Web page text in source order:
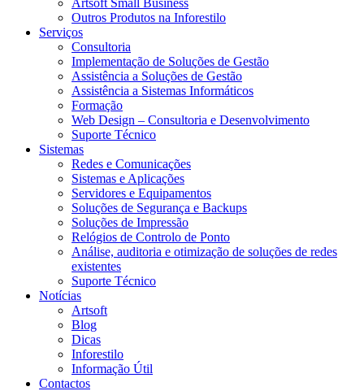
Outros Produtos na Inforestilo
Serviços
Consultoria
Implementação de Soluções de Gestão
Assistência a Soluções de Gestão
Assistência a Sistemas Informáticos
Formação
Web Design – Consultoria e Desenvolvimento
Suporte Técnico
Sistemas
Redes e Comunicações
Sistemas e Aplicações
Servidores e Equipamentos
Soluções de Segurança e Backups
Soluções de Impressão
Relógios de Controlo de Ponto
Análise, auditoria e otimização de soluções de redes
existentes
Suporte Técnico
Notícias
Artsoft
Blog
Dicas
Inforestilo
Informação Útil
Contactos